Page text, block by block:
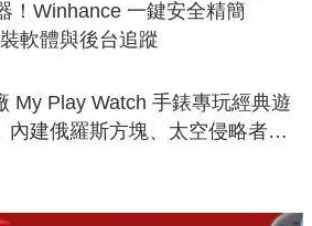
！Winhance 一鍵安全精簡
軟體與後台追蹤
My Play Watch 手錶專玩經典遊
內建俄羅斯方塊、太空侵略者，